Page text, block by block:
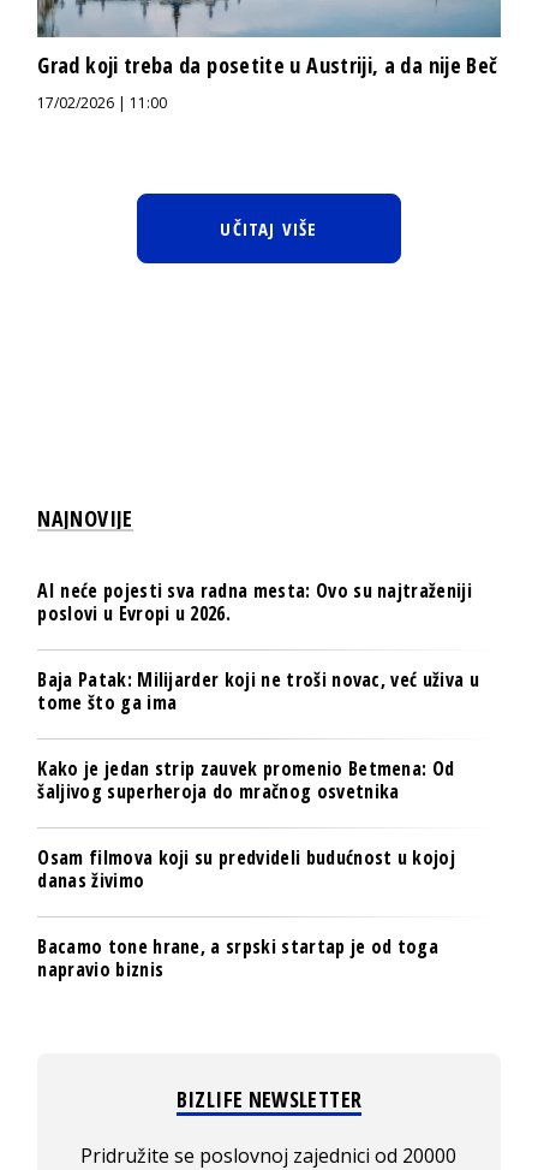
Grad koji treba da posetite u Austriji, a da nije Beč
17/02/2026 | 11:00
UČITAJ VIŠE
NAJNOVIJE
AI neće pojesti sva radna mesta: Ovo su najtraženiji
poslovi u Evropi u 2026.
Baja Patak: Milijarder koji ne troši novac, već uživa u
tome što ga ima
Kako je jedan strip zauvek promenio Betmena: Od
šaljivog superheroja do mračnog osvetnika
Osam filmova koji su predvideli budućnost u kojoj
danas živimo
Bacamo tone hrane, a srpski startap je od toga
napravio biznis
BIZLIFE NEWSLETTER
Pridružite se poslovnoj zajednici od 20000